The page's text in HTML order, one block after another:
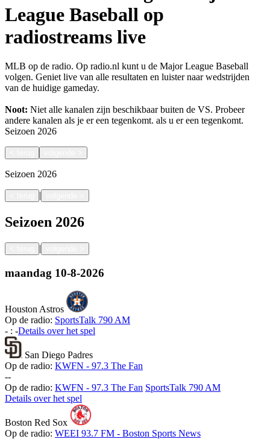
League Baseball op
radiostreams live
MLB op de radio. Op radio.nl kunt u de Major League Baseball
volgen. Geniet live van alle resultaten en luister naar wedstrijden
van de huidige gameday.
Noot: Niet alle kanalen zijn beschikbaar buiten de VS. Probeer
andere kanalen als je er een tegenkomt. als u er een tegenkomt.
Seizoen 2026
Seizoen 2026
|
Seizoen 2026
|
maandag 10-8-2026
Houston Astros
Op de radio: SportsTalk 790 AM
- : -Details over het spel
San Diego Padres
Op de radio: KWFN - 97.3 The Fan
--
Op de radio: KWFN - 97.3 The Fan SportsTalk 790 AM
Details over het spel
Boston Red Sox
Op de radio: WEEI 93.7 FM - Boston Sports News